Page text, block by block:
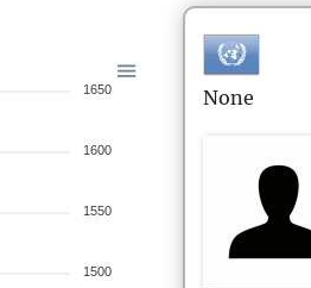
1650
1600
1550
1500
None